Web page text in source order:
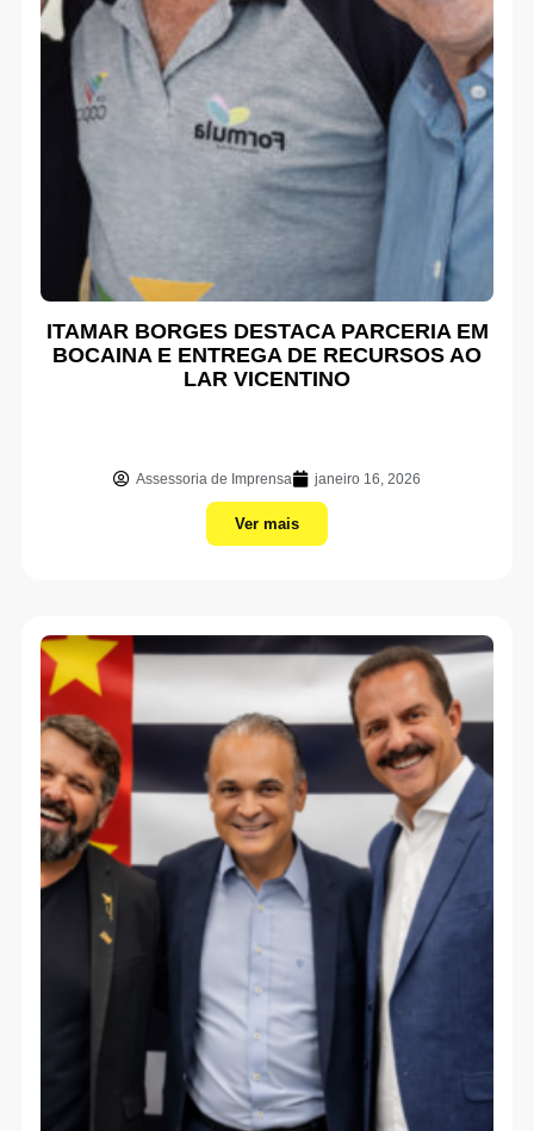
ITAMAR BORGES DESTACA PARCERIA EM
BOCAINA E ENTREGA DE RECURSOS AO
LAR VICENTINO
Assessoria de Imprensa janeiro 16, 2026
Ver mais